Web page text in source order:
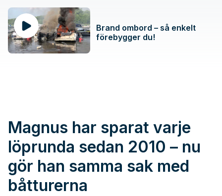
Brand ombord – så enkelt
förebygger du!
Magnus har sparat varje
löprunda sedan 2010 – nu
gör han samma sak med
båtturerna